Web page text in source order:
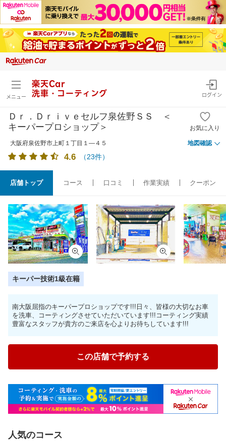
メニュー
楽天Car
洗車・コーティング
ログイン
Ｄｒ．Ｄｒｉｖｅセルフ泉佐野ＳＳ ＜
キーパープロショップ＞
お気に入り
大阪府泉佐野市上町１丁目１―４５ 地図確認
4.6 （23件）
店舗トップ コース 口コミ 作業実績 クーポン
キーパー技術1級在籍
南大阪屈指のキーパープロショップです!!!日々、皆様の大切なお車
を洗車、コーティングさせていただいています!!!コーティング実績
豊富なスタッフが貴方のご来店を心よりお待ちしています!!!
この店舗で予約する
人気のコース